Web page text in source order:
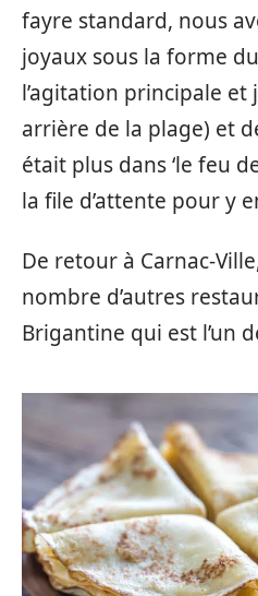
fayre standard, nous
joyaux sous la forme
l’agitation principale et
arrière de la plage) et
était plus dans ‘le feu
la file d’attente pour y
De retour à Carnac-
nombre d’autres
Brigantine qui est l’un